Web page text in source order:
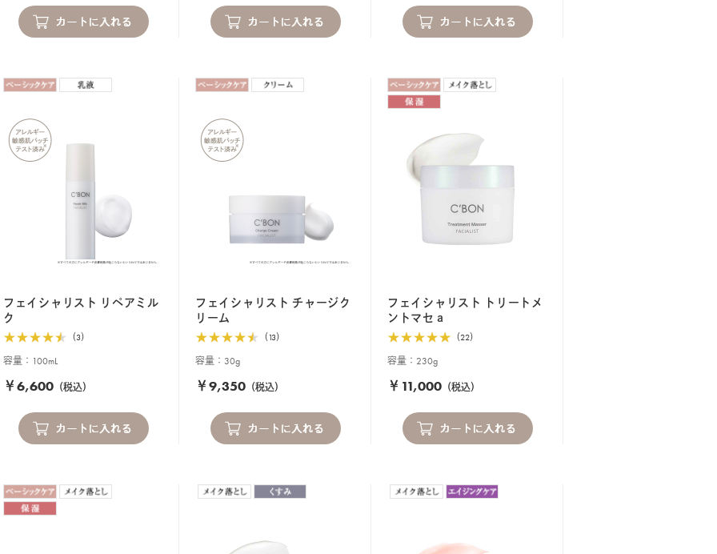
フェイシャリスト リペアミル
ク
（3）
容量：100mL
￥6,600 （税込）
フェイシャリスト チャージク
リーム
（13）
容量：30g
￥9,350 （税込）
フェイシャリスト トリートメ
ントマセａ
（22）
容量：230g
￥11,000 （税込）